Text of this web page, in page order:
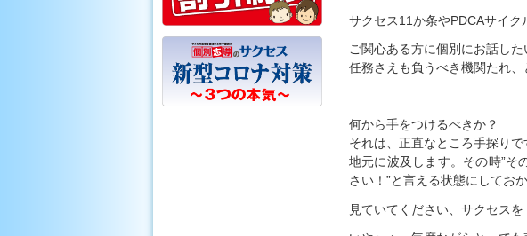
サクセス11か条やPDCAサイク
ご関心ある方に個別にお話し
任務さえも負うべき機関たれ、
何から手をつけるべきか？
それは、正直なところ手探り
地元に波及します。その時”そ
さい！”と言える状態にしてお
見ていてください、サクセスを